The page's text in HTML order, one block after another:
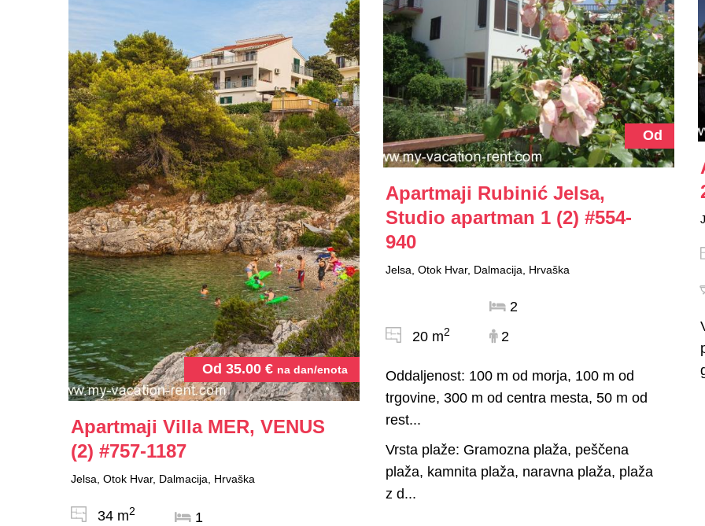
Od 35.00€ na dan/enota
Apartmaji Villa MER, VENUS
(2) #757-1187
Jelsa, Otok Hvar, Dalmacija, Hrvaška
34 m2
1
Od
Apartmaji Rubinić Jelsa,
Studio apartman 1 (2) #554-
940
Jelsa, Otok Hvar, Dalmacija, Hrvaška
20 m2
2
2
Oddaljenost: 100 m od morja, 100 m od
trgovine, 300 m od centra mesta, 50 m od
rest...
Vrsta plaže: Gramozna plaža, peščena
plaža, kamnita plaža, naravna plaža, plaža
z d...